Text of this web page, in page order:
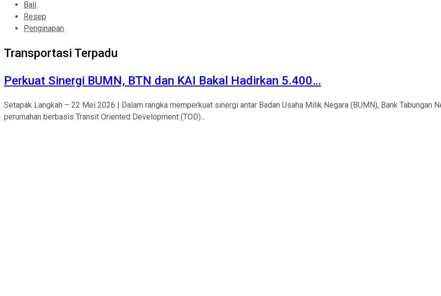
Bali
Resep
Penginapan
Transportasi Terpadu
Perkuat Sinergi BUMN, BTN dan KAI Bakal Hadirkan 5.400…
Setapak Langkah – 22 Mei 2026 | Dalam rangka memperkuat sinergi antar Badan Usaha Milik Negara (BUMN), Bank Tabungan
perumahan berbasis Transit Oriented Development (TOD)...